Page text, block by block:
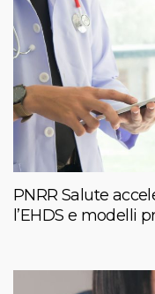
PNRR Salute
l’EHDS e modelli